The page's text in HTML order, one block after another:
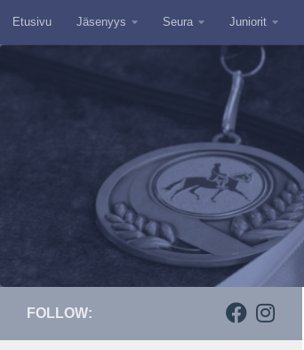
Skip to content
Etusivu Jäsenyys Seura Juniorit
FOLLOW: